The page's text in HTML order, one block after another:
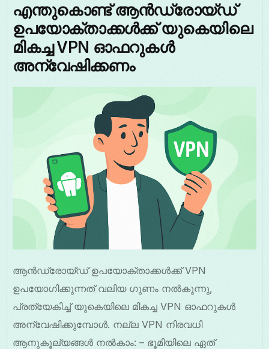
എന്തുകൊണ്ട് ആൻഡ്രോയ്ഡ്
ഉപയോക്താക്കൾക്ക് യുകെയിലെ
മികച്ച VPN ഓഫറുകൾ
അന്വേഷിക്കണം
ആൻഡ്രോയ്ഡ് ഉപയോക്താക്കൾക്ക് VPN
ഉപയോഗിക്കുന്നത് വലിയ ഗുണം നൽകുന്നു,
പ്രത്യേകിച്ച് യുകെയിലെ മികച്ച VPN ഓഫറുകൾ
അന്വേഷിക്കുമ്പോൾ. നല്ല VPN നിരവധി
ആനുകൂല്യങ്ങൾ നൽകാം: – ഭൂമിയിലെ ഏത്